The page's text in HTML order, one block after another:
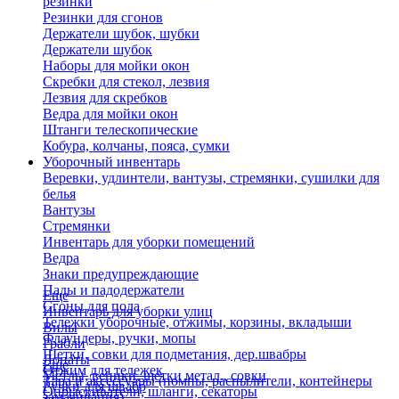
Резинки для сгонов
Держатели шубок, шубки
Держатели шубок
Наборы для мойки окон
Скребки для стекол, лезвия
Лезвия для скребков
Ведра для мойки окон
Штанги телескопические
Кобура, колчаны, пояса, сумки
Уборочный инвентарь
Веревки, удлинтели, вантузы, стремянки, сушилки для
белья
Вантузы
Стремянки
Инвентарь для уборки помещений
Ведра
Знаки предупреждающие
Пады и падодержатели
Сгоны для пола
Тележки уборочные, отжимы, корзины, вкладыши
Флаундеры, ручки, мопы
Щетки, совки для подметания, дер.швабры
Отжим для тележек
Ручки для швабр
Еще
Инвентарь для уборки улиц
Вилы
Грабли
Лопаты
Метлы, веники, щетки метал., совки
Опрыскиватели, шланги, секаторы
Еще
Тара и аксессуары (помпы, распылители, контейнеры